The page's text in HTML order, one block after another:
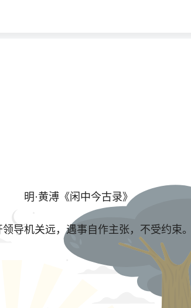
。 明·黄溥《闲中今古录》
导机关远，遇事自作主张，不受约束。